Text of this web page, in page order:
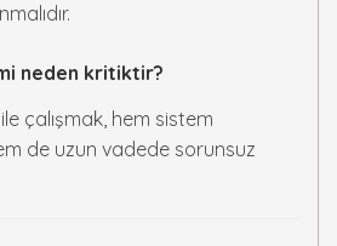
neden kritiktir?
çalışmak, hem sistem
de uzun vadede sorunsuz